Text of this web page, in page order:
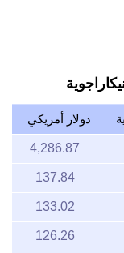
دولار أمريكي
4,286.87
137.84
133.02
126.26